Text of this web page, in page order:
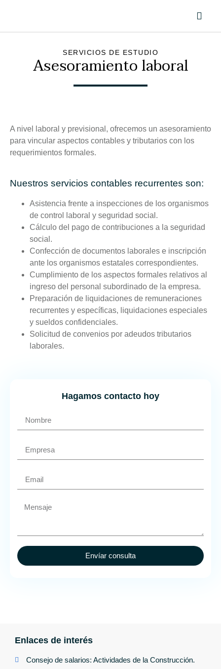
SERVICIOS DE ESTUDIO
Asesoramiento laboral
A nivel laboral y previsional, ofrecemos un asesoramiento
para vincular aspectos contables y tributarios con los
requerimientos formales.
Nuestros servicios contables recurrentes son:
Asistencia frente a inspecciones de los organismos
de control laboral y seguridad social.
Cálculo del pago de contribuciones a la seguridad
social.
Confección de documentos laborales e inscripción
ante los organismos estatales correspondientes.
Cumplimiento de los aspectos formales relativos al
ingreso del personal subordinado de la empresa.
Preparación de liquidaciones de remuneraciones
recurrentes y específicas, liquidaciones especiales
y sueldos confidenciales.
Solicitud de convenios por adeudos tributarios
laborales.
Hagamos contacto hoy
Envíar consulta
Enlaces de interés
Consejo de salarios: Actividades de la Construcción.